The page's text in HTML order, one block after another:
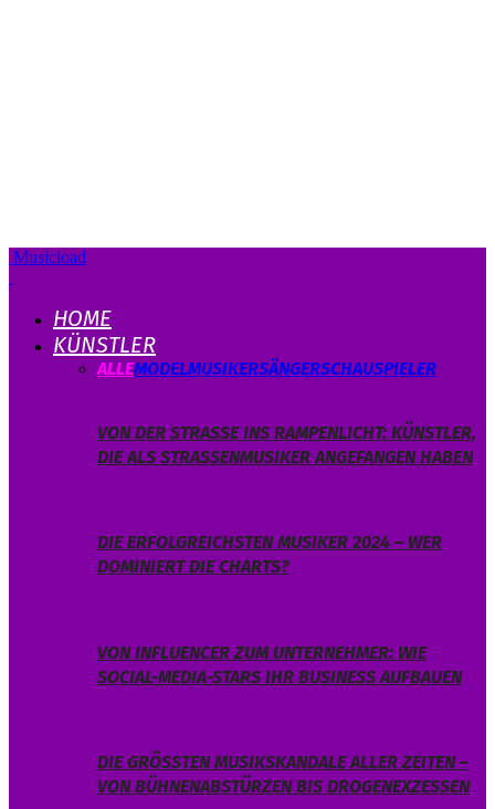
Musicload
HOME
KÜNSTLER
ALLEMODELMUSIKERSÄNGERSCHAUSPIELER
VON DER STRASSE INS RAMPENLICHT: KÜNSTLER, D
IE ALS STRASSENMUSIKER ANGEFANGEN HABEN
DIE ERFOLGREICHSTEN MUSIKER 2024 – WER
DOMINIERT DIE CHARTS?
VON INFLUENCER ZUM UNTERNEHMER: WIE
SOCIAL-MEDIA-STARS IHR BUSINESS AUFBAUEN
DIE GRÖSSTEN MUSIKSKANDALE ALLER ZEITEN – V
ON BÜHNENABSTÜRZEN BIS DROGENEXZESSEN